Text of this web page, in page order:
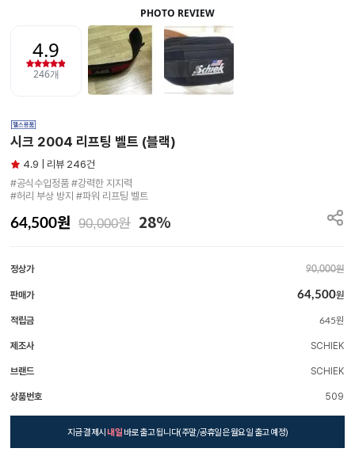
시크 2004 리프팅 벨트 (블랙)
4.9 | 리뷰 246건
#공식수입정품 #강력한 지지력
#허리 부상 방지 #파워 리프팅 벨트
64,500원 90,000원 28%
정상가 90,000원
판매가 64,500원
적립금 645원
제조사 SCHIEK
브랜드 SCHIEK
상품번호 509
지금 결제시내일바로 출고 됩니다(주말/공휴일은 월요일 출고 예정)